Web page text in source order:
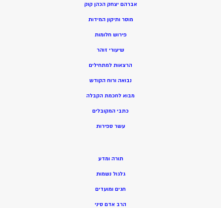
אברהם יצחק הכהן קוק
מוסר ותיקון המידות
פירוש חלומות
שיעורי זוהר
הרצאות למתחילים
נבואה ורוח הקודש
מבוא לחכמת הקבלה
כתבי המקובלים
עשר ספירות
תורה ומדע
גלגול נשמות
חגים ומועדים
הרב אדם סיני